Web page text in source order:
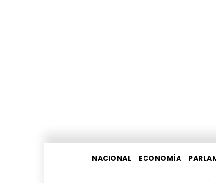
NACIONAL ECONOMÍA